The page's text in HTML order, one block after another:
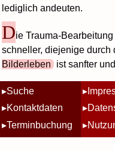
lediglich andeuten.
Die Trauma-
schneller, diejenige durch
Bilderleben ist sanfter
Suche
Kontaktdaten
Terminbuchung